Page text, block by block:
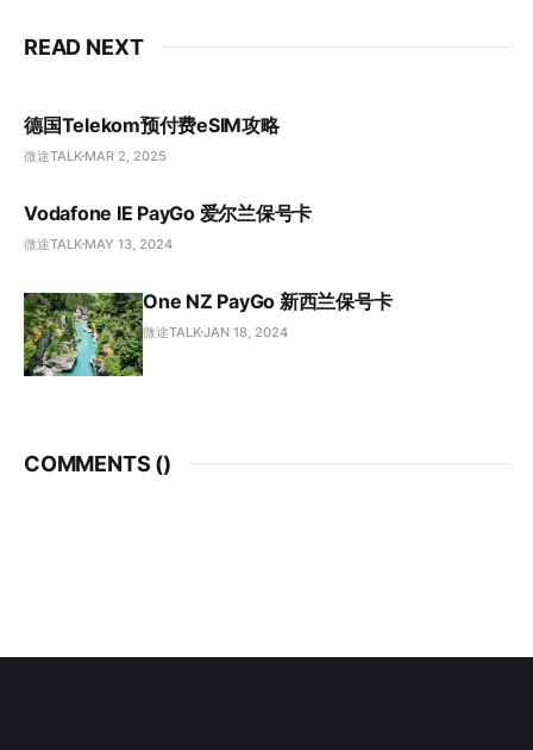
READ NEXT
德国Telekom预付费eSIM攻略
微途TALK MAR 2, 2025
Vodafone IE PayGo 爱尔兰保号卡
微途TALK MAY 13, 2024
One NZ PayGo 新西兰保号卡
微途TALKJAN 18, 2024
COMMENTS ()